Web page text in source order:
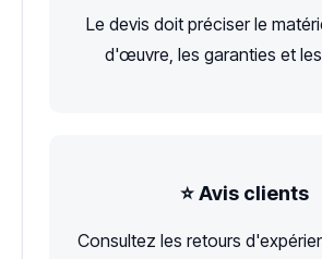
Le devis doit préciser le
d'œuvre, les garanties et
⭐ Avis clients
Consultez les retours